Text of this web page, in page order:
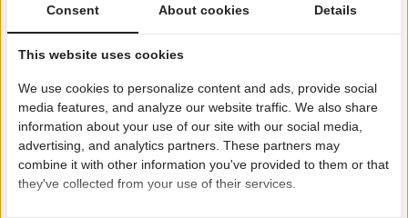
Zeilen, surfen en varen
Zwembad met nieuwe glijbanen en binnenspeeltuin
Grand café met terras aan het water
Vijf Friese Elfsteden om de hoek
Consent About cookies Details
This website uses cookies
We use cookies to personalize content and ads, provide social
media features, and analyze our website traffic. We also share
information about your use of our site with our social media,
advertising, and analytics partners. These partners may
combine it with other information you've provided to them or that
they've collected from your use of their services.